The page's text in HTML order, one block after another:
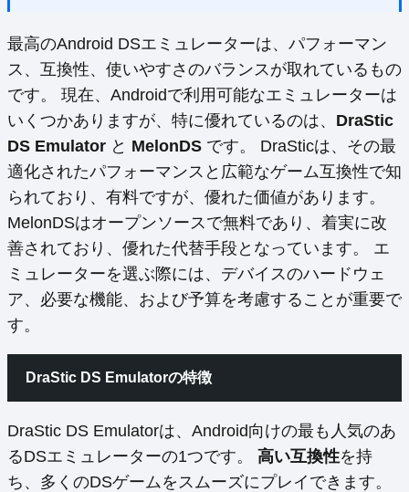
最高のAndroid DSエミュレーターは、パフォーマン
ス、互換性、使いやすさのバランスが取れているもの
です。 現在、Androidで利用可能なエミュレーターは
いくつかありますが、特に優れているのは、 DraStic
DS Emulator と MelonDS です。 DraSticは、その最
適化されたパフォーマンスと広範なゲーム互換性で知
られており、有料ですが、優れた価値があります。
MelonDSはオープンソースで無料であり、着実に改
善されており、優れた代替手段となっています。 エ
ミュレーターを選ぶ際には、デバイスのハードウェ
ア、必要な機能、および予算を考慮することが重要で
す。
DraStic DS Emulatorの特徴
DraStic DS Emulatorは、Android向けの最も人気のあ
るDSエミュレーターの1つです。 高い互換性を持
ち、多くのDSゲームをスムーズにプレイできます。